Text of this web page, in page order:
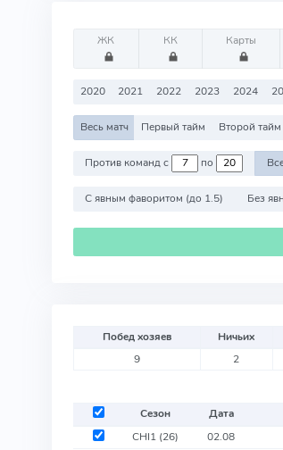
ЖК КК Карты
2020 2021 2022 2023 2024
Весь матч Первый тайм Второй тайм
Против команд с по
С явным фаворитом (до 1.5) Без
Побед хозяев Ничьих
9
2
Сезон Дата
CHI1 (26)
02.08